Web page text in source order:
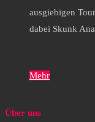
ausgiebigen
dabei Skunk
Mehr
Über uns